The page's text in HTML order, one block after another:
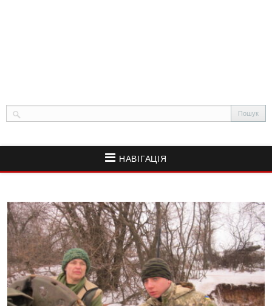
НАВІГАЦІЯ